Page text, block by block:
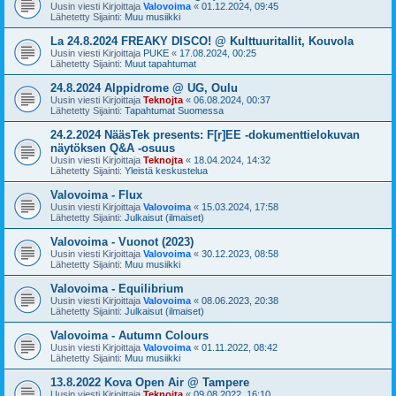
Uusin viesti Kirjoittaja Valovoima « 01.12.2024, 09:45
Lähetetty Sijainti: Muu musiikki
La 24.8.2024 FREAKY DISCO! @ Kulttuuritallit, Kouvola
Uusin viesti Kirjoittaja PUKE « 17.08.2024, 00:25
Lähetetty Sijainti: Muut tapahtumat
24.8.2024 Alppidrome @ UG, Oulu
Uusin viesti Kirjoittaja Teknojta « 06.08.2024, 00:37
Lähetetty Sijainti: Tapahtumat Suomessa
24.2.2024 NääsTek presents: F[r]EE -dokumenttielokuvan
näytöksen Q&A -osuus
Uusin viesti Kirjoittaja Teknojta « 18.04.2024, 14:32
Lähetetty Sijainti: Yleistä keskustelua
Valovoima - Flux
Uusin viesti Kirjoittaja Valovoima « 15.03.2024, 17:58
Lähetetty Sijainti: Julkaisut (ilmaiset)
Valovoima - Vuonot (2023)
Uusin viesti Kirjoittaja Valovoima « 30.12.2023, 08:58
Lähetetty Sijainti: Muu musiikki
Valovoima - Equilibrium
Uusin viesti Kirjoittaja Valovoima « 08.06.2023, 20:38
Lähetetty Sijainti: Julkaisut (ilmaiset)
Valovoima - Autumn Colours
Uusin viesti Kirjoittaja Valovoima « 01.11.2022, 08:42
Lähetetty Sijainti: Muu musiikki
13.8.2022 Kova Open Air @ Tampere
Uusin viesti Kirjoittaja Teknojta « 09.08.2022, 16:10